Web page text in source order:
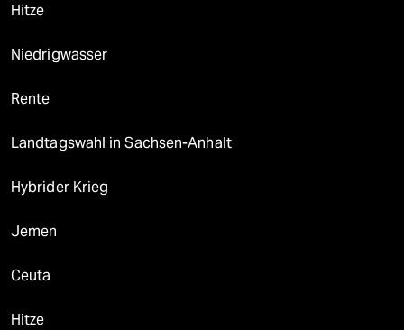
Hitze
Niedrigwasser
Rente
Landtagswahl in Sachsen-Anhalt
Hybrider Krieg
Jemen
Ceuta
Hitze